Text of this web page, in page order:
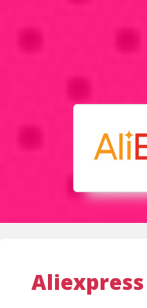
Aliexpress